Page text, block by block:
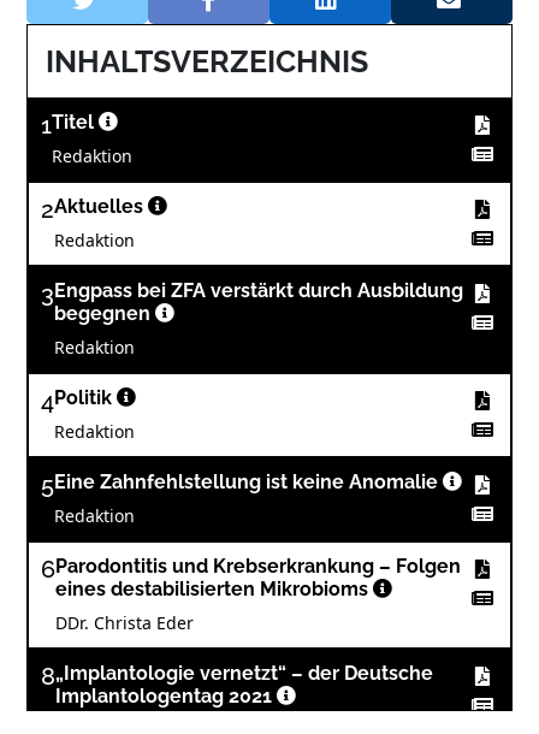
INHALTSVERZEICHNIS
1Titel
Redaktion
2Aktuelles
Redaktion
3 Engpass bei ZFA verstärkt durch Ausbildung
begegnen
Redaktion
4Politik
Redaktion
5Eine Zahnfehlstellung ist keine Anomalie
Redaktion
6Parodontitis und Krebserkrankung – Folgen
eines destabilisierten Mikrobioms
DDr. Christa Eder
8„Implantologie vernetzt“ – der Deutsche
Implantologentag 2021